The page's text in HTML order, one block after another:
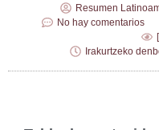
Resumen
No hay comentarios
Irakurtzeko